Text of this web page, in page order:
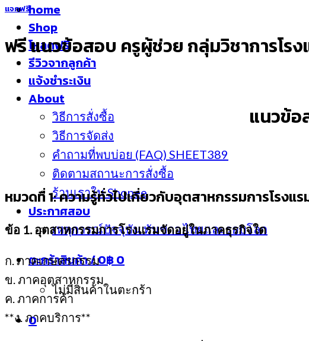
home
Shop
โหลดฟรี
รีวิวจากลูกค้า
แจ้งชำระเงิน
About
วิธีการสั่งซื้อ
วิธีการจัดส่ง
คำถามที่พบบ่อย (FAQ) SHEET389
ติดตามสถานะการสั่งซื้อ
ร้านเราใน Shopee
ประกาศสอบ
เหตุการณ์ปัจจุบัน ทันข่าว ไทยและรอบโลก
ตะกร้าสินค้า /0฿0
ไม่มีสินค้าในตะกร้า
0
แจกฟรี
ฟรี แนวข้อสอบ ครูผู้ช่วย กลุ่มวิชาการโร
แนวข้อ
หมวดที่ 1: ความรู้ทั่วไปเกี่ยวกับอุตสาหกรรมการโรงแร
ข้อ 1. อุตสาหกรรมการโรงแรมจัดอยู่ในภาคธุรกิจใด
ก. ภาคเกษตรกรรม
ข. ภาคอุตสาหกรรม
ค. ภาคการค้า
**ง. ภาคบริการ**